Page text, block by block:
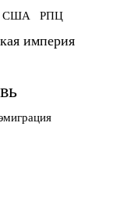
США РПЦ
империя